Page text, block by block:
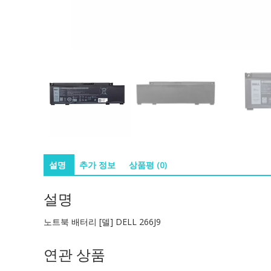
설명 추가 정보 상품평 (0)
설명
노트북 배터리 [델] DELL 266J9
연관 상품